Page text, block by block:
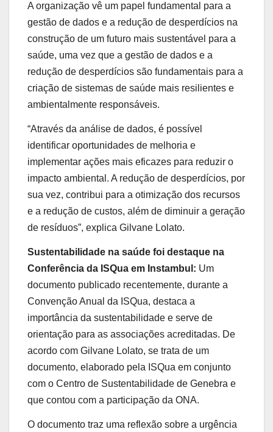
A organização vê um papel fundamental para a
gestão de dados e a redução de desperdícios na
construção de um futuro mais sustentável para a
saúde, uma vez que a gestão de dados e a
redução de desperdícios são fundamentais para a
criação de sistemas de saúde mais resilientes e
ambientalmente responsáveis.
“Através da análise de dados, é possível
identificar oportunidades de melhoria e
implementar ações mais eficazes para reduzir o
impacto ambiental. A redução de desperdícios, por
sua vez, contribui para a otimização dos recursos
e a redução de custos, além de diminuir a geração
de resíduos”, explica Gilvane Lolato.
Sustentabilidade na saúde foi destaque na
Conferência da ISQua em Instambul: Um
documento publicado recentemente, durante a
Convenção Anual da ISQua, destaca a
importância da sustentabilidade e serve de
orientação para as associações acreditadas. De
acordo com Gilvane Lolato, se trata de um
documento, elaborado pela ISQua em conjunto
com o Centro de Sustentabilidade de Genebra e
que contou com a participação da ONA.
O documento traz uma reflexão sobre a urgência